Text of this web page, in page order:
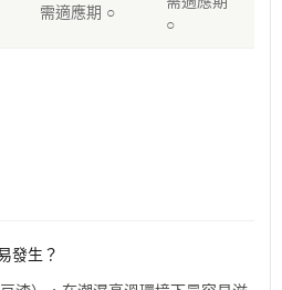
需適應期 ○
○
發生？